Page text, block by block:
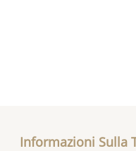
Informazioni Sulla